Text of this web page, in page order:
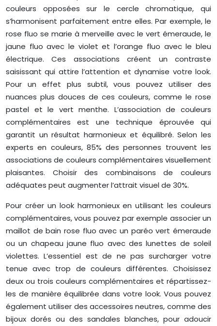
couleurs opposées sur le cercle chromatique, qui
s’harmonisent parfaitement entre elles. Par exemple, le
rose fluo se marie à merveille avec le vert émeraude, le
jaune fluo avec le violet et l’orange fluo avec le bleu
électrique. Ces associations créent un contraste
saisissant qui attire l’attention et dynamise votre look.
Pour un effet plus subtil, vous pouvez utiliser des
nuances plus douces de ces couleurs, comme le rose
pastel et le vert menthe. L’association de couleurs
complémentaires est une technique éprouvée qui
garantit un résultat harmonieux et équilibré. Selon les
experts en couleurs, 85% des personnes trouvent les
associations de couleurs complémentaires visuellement
plaisantes. Choisir des combinaisons de couleurs
adéquates peut augmenter l’attrait visuel de 30%.
Pour créer un look harmonieux en utilisant les couleurs
complémentaires, vous pouvez par exemple associer un
maillot de bain rose fluo avec un paréo vert émeraude
ou un chapeau jaune fluo avec des lunettes de soleil
violettes. L’essentiel est de ne pas surcharger votre
tenue avec trop de couleurs différentes. Choisissez
deux ou trois couleurs complémentaires et répartissez-
les de manière équilibrée dans votre look. Vous pouvez
également utiliser des accessoires neutres, comme des
bijoux dorés ou des sandales blanches, pour adoucir